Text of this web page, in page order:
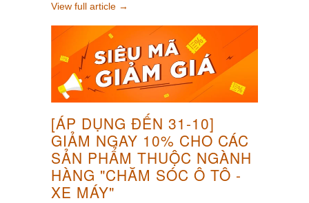
View full article →
[ÁP DỤNG ĐẾN 31-10]
GIẢM NGAY 10% CHO CÁC
SẢN PHẨM THUỘC NGÀNH
HÀNG "CHĂM SÓC Ô TÔ -
XE MÁY"